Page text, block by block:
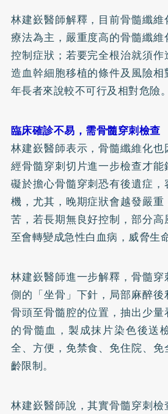
林建嶔醫師解釋，目前骨髓纖
療法為主，嚴重度高的骨髓纖
控制症狀；若要完全根治就須
造血幹細胞移植的條件及風險
年長者來說較不可行及相對危險。
臨床確診不易，需骨髓穿刺檢查
林建嶔醫師表示，骨髓纖維化
經骨髓穿刺切片進一步檢查才
礙於擔心骨髓穿刺恐有後遺症
機，尤其，晚期症狀會越發嚴
苦，若長期無良好控制，部分
至會轉變成急性白血病，威脅生命
林建嶔醫師進一步解釋，骨髓
側的「坐骨」下針，局部麻醉
骨頭至骨髓腔的位置，抽出少
的骨髓血，製成抹片染色後送
全、方便，免禁食、免住院、
齡限制。
林建嶔醫師說，其實骨髓穿刺